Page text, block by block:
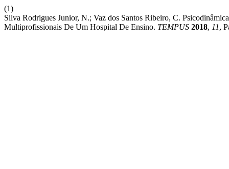
(1)
Silva Rodrigues Junior, N.; Vaz dos Santos Ribeiro, C.
Multiprofissionais De Um Hospital De Ensino. TEMPUS 2018, 11,